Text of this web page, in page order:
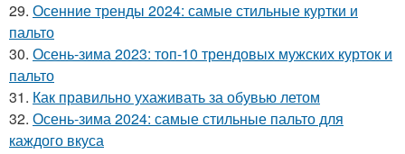
29. Осенние тренды 2024: самые стильные куртки и
пальто
30. Осень-зима 2023: топ-10 трендовых мужских курток и
пальто
31. Как правильно ухаживать за обувью летом
32. Осень-зима 2024: самые стильные пальто для
каждого вкуса